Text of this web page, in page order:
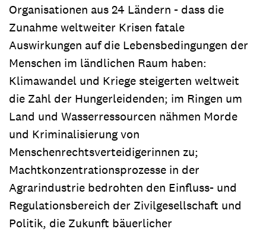
Organisationen aus 24 Ländern - dass die
Zunahme weltweiter Krisen fatale
Auswirkungen auf die Lebensbedingungen der
Menschen im ländlichen Raum haben:
Klimawandel und Kriege steigerten weltweit
die Zahl der Hungerleidenden; im Ringen um
Land und Wasserressourcen nähmen Morde
und Kriminalisierung von
Menschenrechtsverteidigerinnen zu;
Machtkonzentrationsprozesse in der
Agrarindustrie bedrohten den Einfluss- und
Regulationsbereich der Zivilgesellschaft und
Politik, die Zukunft bäuerlicher